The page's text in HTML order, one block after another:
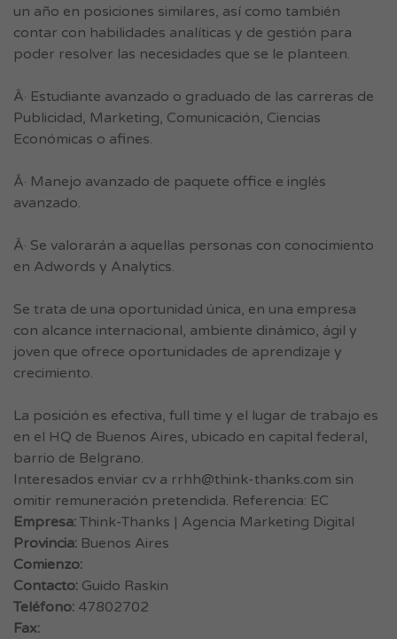
un año en posiciones similares, así como también
contar con habilidades analíticas y de gestión para
poder resolver las necesidades que se le planteen.
Â· Estudiante avanzado o graduado de las carreras de
Publicidad, Marketing, Comunicación, Ciencias
Económicas o afines.
Â· Manejo avanzado de paquete office e inglés
avanzado.
Â· Se valorarán a aquellas personas con conocimiento
en Adwords y Analytics.
Se trata de una oportunidad única, en una empresa
con alcance internacional, ambiente dinámico, ágil y
joven que ofrece oportunidades de aprendizaje y
crecimiento.
La posición es efectiva, full time y el lugar de trabajo es
en el HQ de Buenos Aires, ubicado en capital federal,
barrio de Belgrano.
Interesados enviar cv a rrhh@think-thanks.com sin
omitir remuneración pretendida. Referencia: EC
Empresa: Think-Thanks | Agencia Marketing Digital
Provincia: Buenos Aires
Comienzo:
Contacto: Guido Raskin
Teléfono: 47802702
Fax: